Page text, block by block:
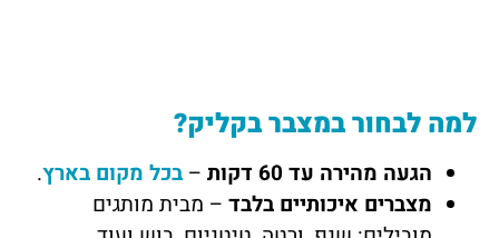
למה לבחור במצבר בקליק?
הגעה מהירה עד 60 דקות – בכל מקום בארץ.
מצברים איכותיים בלבד – מבית מותגים